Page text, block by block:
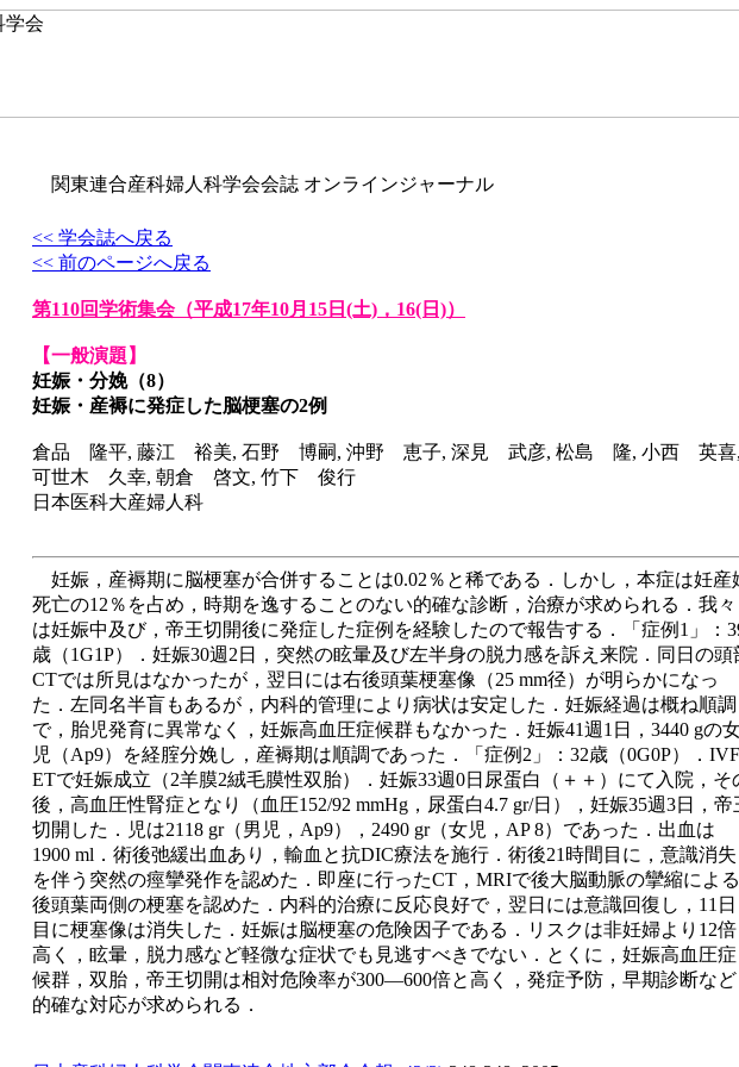
関東連合産科婦人科学会会誌 オンラインジャーナル
<< 学会誌へ戻る
<< 前のページへ戻る
第110回学術集会（平成17年10月15日(土)，16(日)）
【一般演題】
妊娠・分娩（8）
妊娠・産褥に発症した脳梗塞の2例
倉品 隆平, 藤江 裕美, 石野 博嗣, 沖野 恵子, 深見 武彦, 松島 隆, 小西 英喜,
可世木 久幸, 朝倉 啓文, 竹下 俊行
日本医科大産婦人科
妊娠，産褥期に脳梗塞が合併することは0.02％と稀である．しかし，本症は妊産
死亡の12％を占め，時期を逸することのない的確な診断，治療が求められる．我々
は妊娠中及び，帝王切開後に発症した症例を経験したので報告する．「症例1」：
歳（1G1P）．妊娠30週2日，突然の眩暈及び左半身の脱力感を訴え来院．同日の頭
CTでは所見はなかったが，翌日には右後頭葉梗塞像（25 mm径）が明らかになっ
た．左同名半盲もあるが，内科的管理により病状は安定した．妊娠経過は概ね順調
で，胎児発育に異常なく，妊娠高血圧症候群もなかった．妊娠41週1日，3440 gの
児（Ap9）を経腟分娩し，産褥期は順調であった．「症例2」：32歳（0G0P）．
ETで妊娠成立（2羊膜2絨毛膜性双胎）．妊娠33週0日尿蛋白（＋＋）にて入院，そ
後，高血圧性腎症となり（血圧152/92 mmHg，尿蛋白4.7 gr/日），妊娠35週3日，帝
切開した．児は2118 gr（男児，Ap9），2490 gr（女児，AP 8）であった．出血は
1900 ml．術後弛緩出血あり，輸血と抗DIC療法を施行．術後21時間目に，意識消失
を伴う突然の痙攣発作を認めた．即座に行ったCT，MRIで後大脳動脈の攣縮による
後頭葉両側の梗塞を認めた．内科的治療に反応良好で，翌日には意識回復し，11日
目に梗塞像は消失した．妊娠は脳梗塞の危険因子である．リスクは非妊婦より12倍
高く，眩暈，脱力感など軽微な症状でも見逃すべきでない．とくに，妊娠高血圧症
候群，双胎，帝王切開は相対危険率が300―600倍と高く，発症予防，早期診断など
的確な対応が求められる．